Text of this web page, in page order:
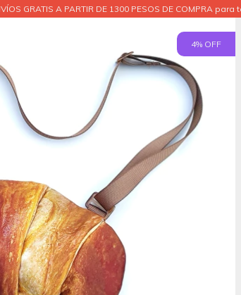
GRATIS A PARTIR DE 1300 PESOS DE COMPRA
4% OFF